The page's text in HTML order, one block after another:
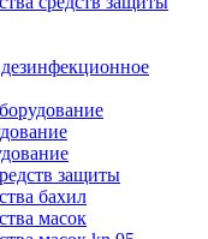
защиты
бахил
масок